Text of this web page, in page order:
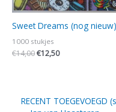
Sweet Dreams (nog nieuw)
1000 stukjes
€14,00€12,50
RECENT TOEGEVOEGD